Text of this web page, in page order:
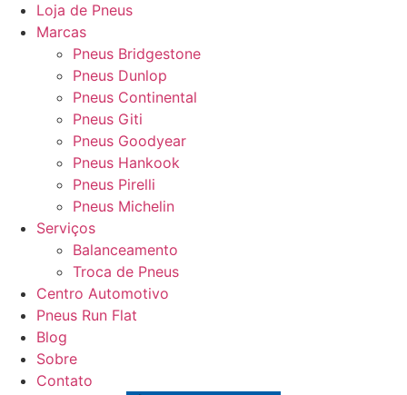
Loja de Pneus
Marcas
Pneus Bridgestone
Pneus Dunlop
Pneus Continental
Pneus Giti
Pneus Goodyear
Pneus Hankook
Pneus Pirelli
Pneus Michelin
Serviços
Balanceamento
Troca de Pneus
Centro Automotivo
Pneus Run Flat
Blog
Sobre
Contato